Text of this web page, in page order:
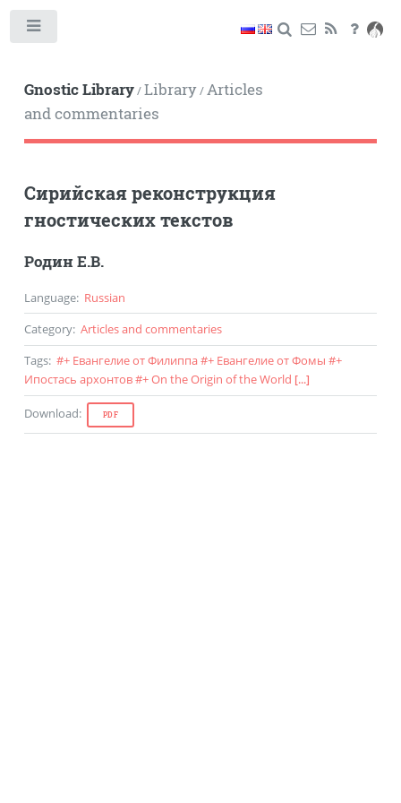
Gnostic Library/Library/Articles
and commentaries
Сирийская реконструкция
гностических текстов
Родин Е.В.
Language: Russian
Category: Articles and commentaries
Tags: #+ Евангелие от Филиппа#+ Евангелие от Фомы #+
Ипостась архонтов#+ On the Origin of the World [...]
Download: PDF